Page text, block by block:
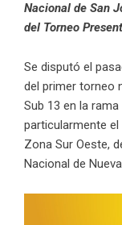
Nacional de San
del Torneo
Se disputó el
del primer torneo
Sub 13 en la
particularmente
Zona Sur Oeste,
Nacional de